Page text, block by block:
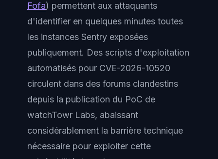
Fofa) permettent aux attaquants
d'identifier en quelques minutes toutes
les instances Sentry exposées
publiquement. Des scripts d'exploitation
automatisés pour CVE-2026-10520
circulent dans des forums clandestins
depuis la publication du PoC de
watchTowr Labs, abaissant
considérablement la barrière technique
nécessaire pour exploiter cette